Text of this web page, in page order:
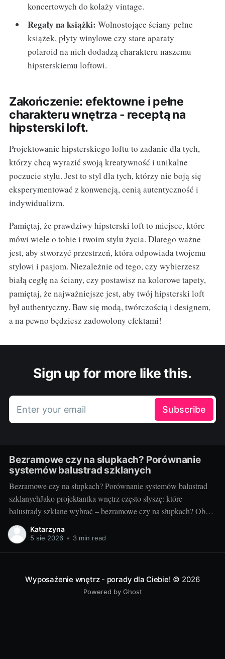
koncertowych do kolaży vintage.
Regały na książki: Wolnostojące ściany pełne
książek, płyty winylowe czy stare aparaty
polaroid na nich dodadzą charakteru naszemu
hipsterskiemu loftowi.
Zakończenie: efektowne i pełne
charakteru wnętrza - receptą na
hipsterski loft.
Projektowanie hipsterskiego loftu to zadanie dla tych,
którzy chcą wyrazić swoją kreatywność i unikalne
poczucie stylu. Jest to styl dla tych, którzy nie boją się
eksperymentować z konwencją, cenią autentyczność i
indywidualizm.
Pamiętaj, że prawdziwy hipsterski loft to miejsce, które
mówi wiele o tobie i twoim stylu życia. Dlatego ważne
jest, aby stworzyć przestrzeń, która odpowiada twojemu
stylowi i pasjom. Niezależnie od tego, czy wybierzesz
białą cegłę na ściany, czy postawisz na kolorowe tapety,
pamiętaj, że najważniejsze jest, aby twój hipsterski loft
był authentyczny. Baw się modą, twórczością i designem,
a na pewno będziesz zadowolony efektami!
Sign up for more like this.
Enter your email Subscribe
Bezramowe czy na słupkach? Porównanie
systemów balustrad szklanych
Bezramowe czy na słupkach? Porównanie systemów balustrad
szklanychJako projektantka wnętrz często słyszę: które
balustrady szklane wybrać – bezramowe czy na słupkach? Oba
systemy potrafią wyglądać zjawiskowo i podnieść wartość
nieruchomości, ale różnią się konstrukcją, montażem i
Katarzyna
5 sie 2026 • 3 min read
Wyposażenie wnętrz - porady dla Ciebie! © 2026
Powered by Ghost